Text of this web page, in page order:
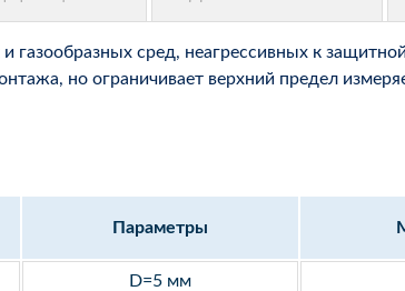
сред, неагрессивных к
но ограничивает верхний предел
Параметры
D=5 мм